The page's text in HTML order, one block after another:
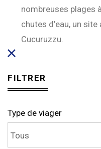
nombreuses plages
chutes d’eau, un
Cucuruzzu.
FILTRER
Type de viager